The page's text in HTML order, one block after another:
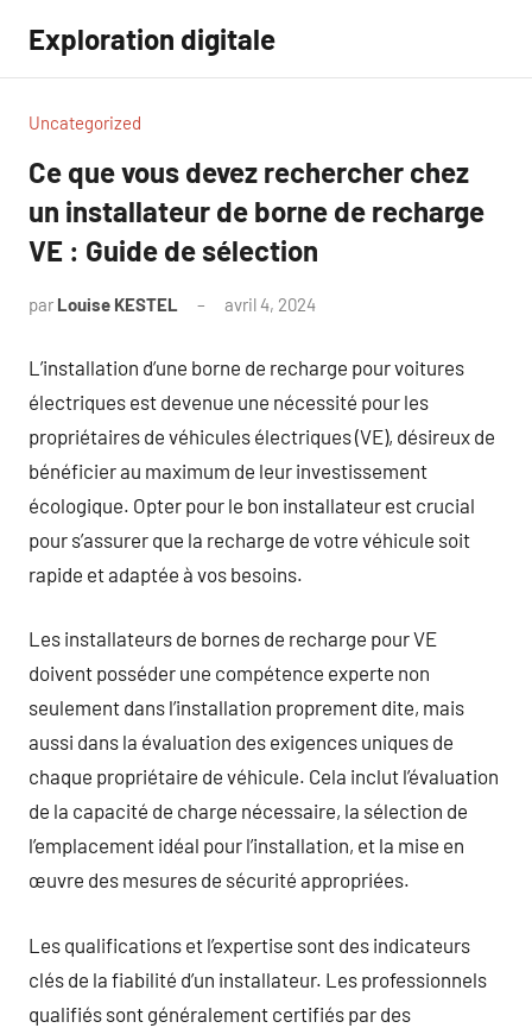
contenu
Exploration digitale
Uncategorized
Ce que vous devez rechercher chez
un installateur de borne de recharge
VE : Guide de sélection
par Louise KESTEL avril 4, 2024
L’installation d’une borne de recharge pour voitures
électriques est devenue une nécessité pour les
propriétaires de véhicules électriques (VE), désireux de
bénéficier au maximum de leur investissement
écologique. Opter pour le bon installateur est crucial
pour s’assurer que la recharge de votre véhicule soit
rapide et adaptée à vos besoins.
Les installateurs de bornes de recharge pour VE
doivent posséder une compétence experte non
seulement dans l’installation proprement dite, mais
aussi dans la évaluation des exigences uniques de
chaque propriétaire de véhicule. Cela inclut l’évaluation
de la capacité de charge nécessaire, la sélection de
l’emplacement idéal pour l’installation, et la mise en
œuvre des mesures de sécurité appropriées.
Les qualifications et l’expertise sont des indicateurs
clés de la fiabilité d’un installateur. Les professionnels
qualifiés sont généralement certifiés par des